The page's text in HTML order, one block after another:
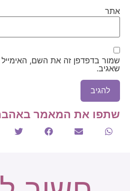
אתר
שמור בדפדפן זה את השם,
שאגיב.
שתפו את המאמר